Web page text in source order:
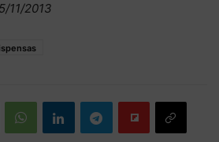
11/2013